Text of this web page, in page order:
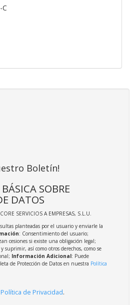
Boletín!
SOBRE
DATOS
SERVICIOS A EMPRESAS, S.L.U.
planteadas por el usuario y enviarle la
: Consentimiento del usuario;
cesiones si existe una obligación legal;
suprimir, así como otros derechos, como se
Información Adicional: Puede
de Protección de Datos en nuestra Política
Política de Privacidad.